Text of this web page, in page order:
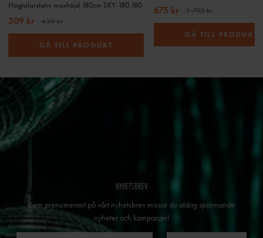
Högtalarstativ maxhöjd 180cm SKY-180.180
309 kr 439 kr
GÅ TILL PRODUKT
675 kr
1 793 kr
GÅ TILL PRODUKT
NYHETSBREV
Som prenumerant på vårt nyhetsbrev missar du aldrig spännande
nyheter och kampanjer!